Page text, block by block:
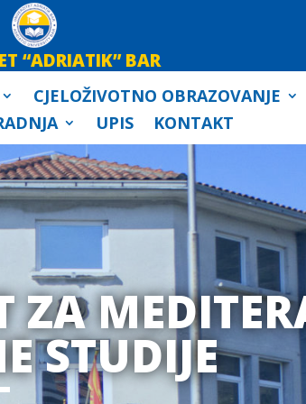
“ADRIATIK” BAR
CJELOŽIVOTNO OBRAZOVANJE
UPIS KONTAKT
ZA
STUDIJE